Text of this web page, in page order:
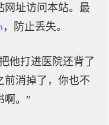
网址访问本站。最
，防止丢失。
他打进医院还背了
消掉了，你也不
啊。”